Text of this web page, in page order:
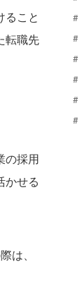
ること
転職先
の採用
かせる
は、